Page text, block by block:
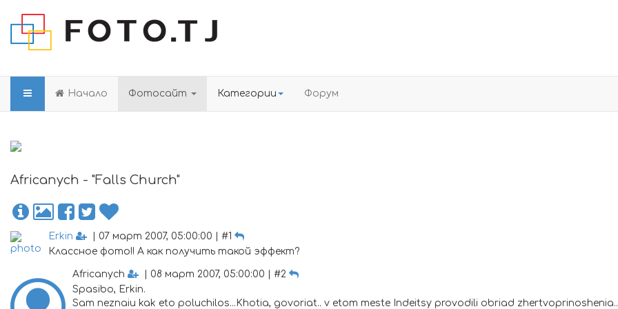
Начало Фотосайт Категории Форум
Africanych - "Falls Church"
Erkin
| 07 март 2007, 05:00:00 | #1
Классное фото!! А как получить такой эффект?
Africanych
| 08 март 2007, 05:00:00 | #2
Spasibo, Erkin.
Sam neznaiu kak eto poluchilos...Khotia, govoriat.. v etom meste Indeitsy provodili obriad